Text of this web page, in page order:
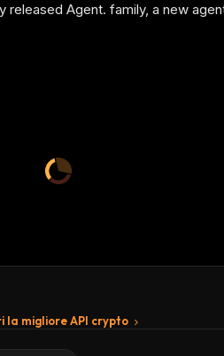
released Agent. family, a new
la migliore API crypto